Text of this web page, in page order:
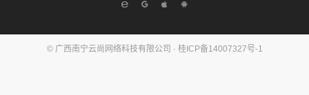
© 广西南宁云尚网络科技有限公司 · 桂ICP备14007327号-1